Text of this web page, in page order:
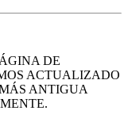
DE
ACTUALIZADO
ANTIGUA